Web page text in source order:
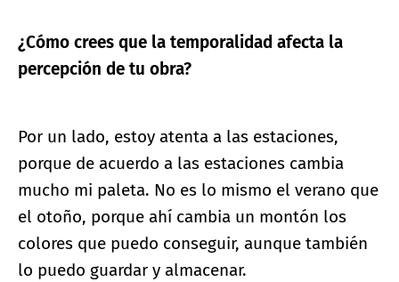
¿Cómo crees que la temporalidad afecta la
percepción de tu obra?
Por un lado, estoy atenta a las estaciones,
porque de acuerdo a las estaciones cambia
mucho mi paleta. No es lo mismo el verano que
el otoño, porque ahí cambia un montón los
colores que puedo conseguir, aunque también
lo puedo guardar y almacenar.